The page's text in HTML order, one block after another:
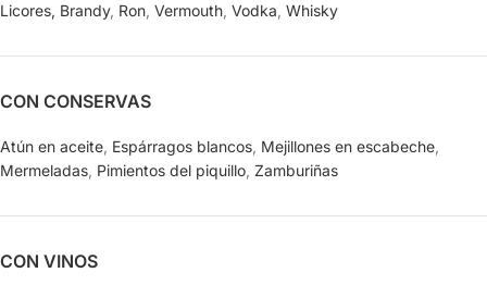
Licores, Brandy, Ron Vermouth Vodka Whisky
CON CONSERVAS
Atún en aceite Espárragos blancos Mejillones en escabeche
Mermeladas Pimientos del piquillo Zamburiñas
CON VINOS